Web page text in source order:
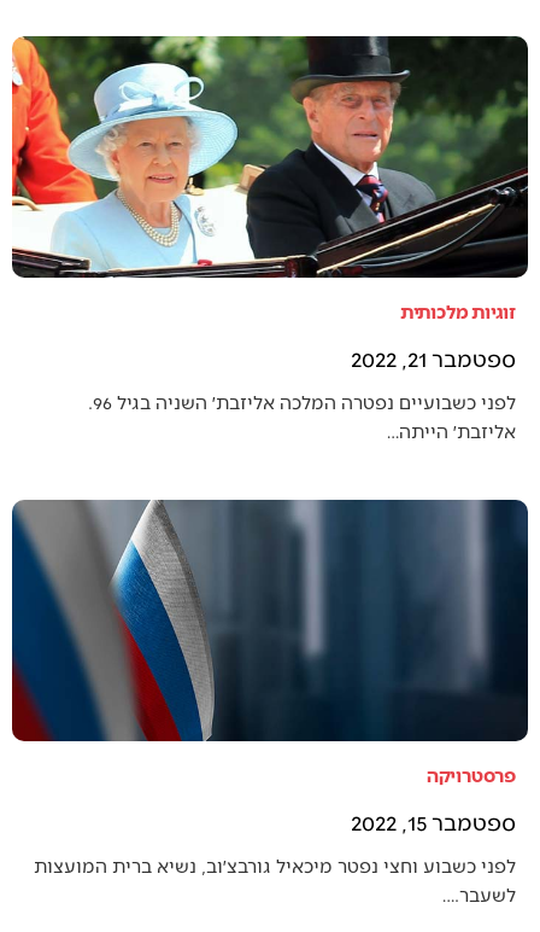
זוגיות מלכותית
ספטמבר 21, 2022
אליזבת׳ הייתה…
פרסטרויקה
ספטמבר 15, 2022
לפני כשבוע וחצי נפטר מיכאיל גורבצ׳וב, נשיא ברית המועצות
לשעבר.…